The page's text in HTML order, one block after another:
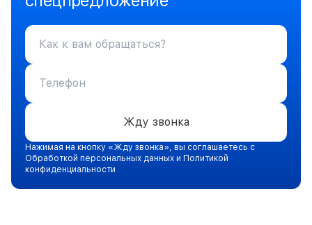
Жду звонка
Нажимая на кнопку «Жду звонка», вы соглашаетесь с
Обработкой персональных данных и Политикой
конфиденциальности